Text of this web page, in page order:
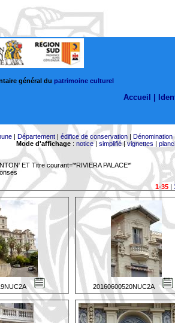
général du patrimoine culturel
Accueil |
| Département| édifice de conservation| Dénomination
Mode d'affichage: notice| simplifié|vignettes |
ET Titre courant='*RIVIERA PALACE*'
1-35|
20160600520NUC2A